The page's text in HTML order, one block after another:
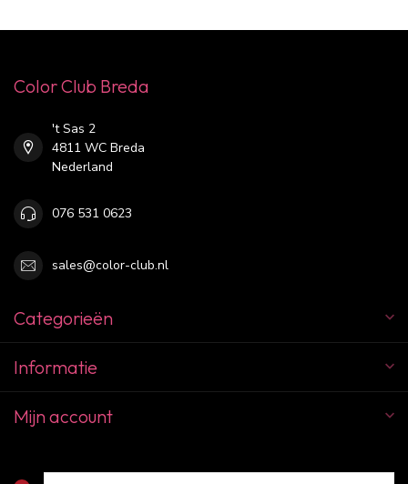
Color Club Breda
't Sas 2
4811 WC Breda
Nederland
076 531 0623
sales@color-club.nl
Categorieën
Informatie
Mijn account